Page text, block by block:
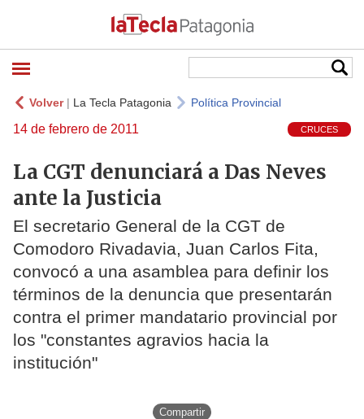
Volver| La Tecla Patagonia Política Provincial
14 de febrero de 2011 CRUCES
La CGT denunciará a Das Neves
ante la Justicia
El secretario General de la CGT de
Comodoro Rivadavia, Juan Carlos Fita,
convocó a una asamblea para definir los
términos de la denuncia que presentarán
contra el primer mandatario provincial por
los "constantes agravios hacia la
institución"
Compartir